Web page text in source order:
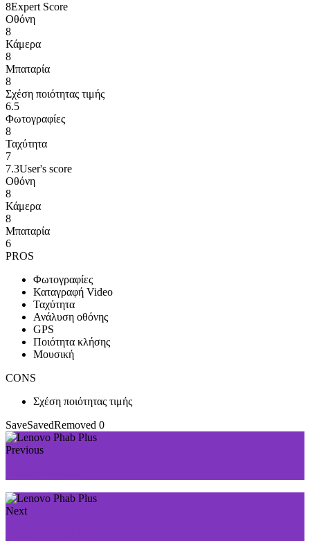
8Expert Score
Οθόνη
8
Κάμερα
8
Μπαταρία
8
Σχέση ποιότητας τιμής
6.5
Φωτογραφίες
8
Ταχύτητα
7
7.3User's score
Οθόνη
8
Κάμερα
8
Μπαταρία
6
PROS
Φωτογραφίες
Καταγραφή Video
Ταχύτητα
Ανάλυση οθόνης
GPS
Ποιότητα κλήσης
Μουσική
CONS
Σχέση ποιότητας τιμής
SaveSavedRemoved 0
Previous
Next